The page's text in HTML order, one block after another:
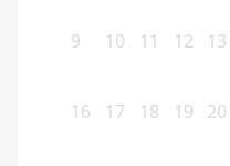
9 10 11 12 13
16 17 18 19 20